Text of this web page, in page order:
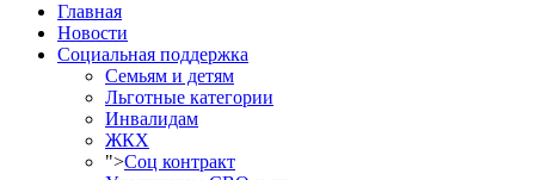
Главная
Новости
Социальная поддержка
Семьям и детям
Льготные категории
Инвалидам
ЖКХ
">Соц контракт